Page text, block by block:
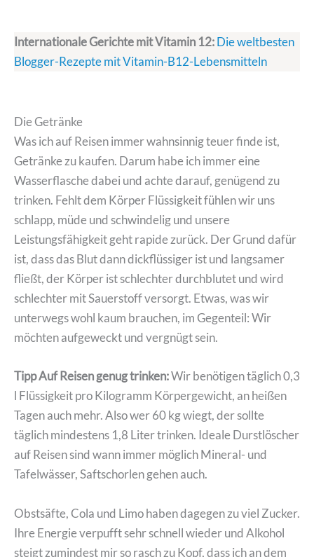
Internationale Gerichte mit Vitamin 12:Die weltbesten
Blogger-Rezepte mit Vitamin-B12-Lebensmitteln
Die Getränke
Was ich auf Reisen immer wahnsinnig teuer finde ist,
Getränke zu kaufen. Darum habe ich immer eine
Wasserflasche dabei und achte darauf, genügend zu
trinken. Fehlt dem Körper Flüssigkeit fühlen wir uns
schlapp, müde und schwindelig und unsere
Leistungsfähigkeit geht rapide zurück. Der Grund dafür
ist, dass das Blut dann dickflüssiger ist und langsamer
fließt, der Körper ist schlechter durchblutet und wird
schlechter mit Sauerstoff versorgt. Etwas, was wir
unterwegs wohl kaum brauchen, im Gegenteil: Wir
möchten aufgeweckt und vergnügt sein.
Tipp Auf Reisen genug trinken:Wir benötigen täglich 0,3
l Flüssigkeit pro Kilogramm Körpergewicht, an heißen
Tagen auch mehr. Also wer 60 kg wiegt, der sollte
täglich mindestens 1,8 Liter trinken. Ideale Durstlöscher
auf Reisen sind wann immer möglich Mineral- und
Tafelwässer, Saftschorlen gehen auch.
Obstsäfte, Cola und Limo haben dagegen zu viel Zucker.
Ihre Energie verpufft sehr schnell wieder und Alkohol
steigt zumindest mir so rasch zu Kopf, dass ich an dem